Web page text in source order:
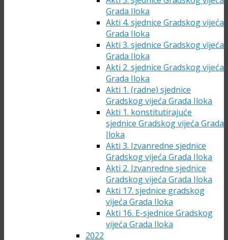
Grada Iloka
Akti 4. sjednice Gradskog vijeća
Grada Iloka
Akti 3. sjednice Gradskog vijeća
Grada Iloka
Akti 2. sjednice Gradskog vijeća
Grada Iloka
Akti 1. (radne) sjednice
Gradskog vijeća Grada Iloka
Akti 1. konstitutirajuće
sjednice Gradskog vijeća Grada
Iloka
Akti 3. Izvanredne sjednice
Gradskog vijeća Grada Iloka
Akti 2. Izvanredne sjednice
Gradskog vijeća Grada Iloka
Akti 17. sjednice gradskog
vijeća Grada Iloka
Akti 16. E-sjednice Gradskog
vijeća Grada Iloka
2022